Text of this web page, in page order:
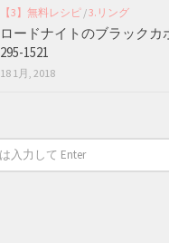
【3】無料レシピ /3.リング
ロードナイトのブラック
295-1521
18 1月, 2018